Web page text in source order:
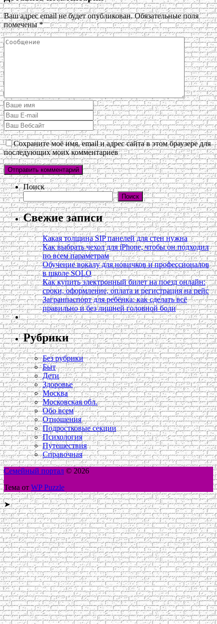
Ваш адрес email не будет опубликован. Обязательные поля
помечены*
Сохраните моё имя, email и адрес сайта в этом браузере для
последующих моих комментариев
Поиск
Поиск
Свежие записи
Какая толщина SIP панелей для стен нужна
Как выбрать чехол для iPhone, чтобы он подходил
по всем параметрам
Обучение вокалу для новичков и профессионалов
в школе SOLO
Как купить электронный билет на поезд онлайн:
сроки, оформление, оплата и регистрация на рейс
Загранпаспорт для ребёнка: как сделать всё
правильно и без лишней головной боли
Рубрики
Без рубрики
Быт
Дети
Здоровье
Москва
Московская обл.
Обо всем
Отношения
Подростковые секции
Психология
Путешествия
Справочная
Семейный портал © 2026
Тема от WP Puzzle
➤